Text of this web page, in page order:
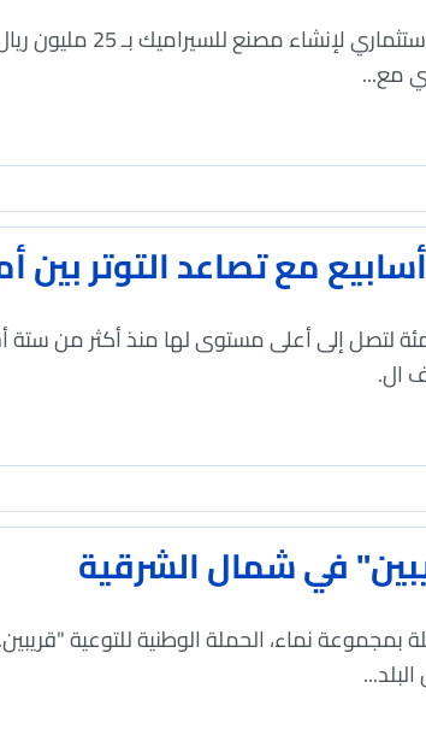
احتفلت منطقة صحار
مع...
ارتفعت أسعار النفط اليوم بأكثر من 1.5 بالمئة لتصل إلى أعلى مستوى
ال.
في شمال الشرقية
بمجموعة نماء، الحملة الوطنية للتوعية